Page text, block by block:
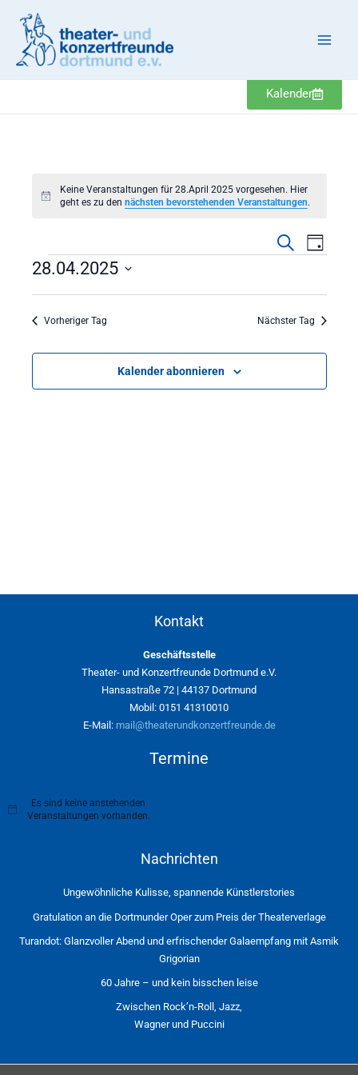
Inhalt
springen
Kalender
Hinweis
Keine Veranstaltungen für 28.April 2025 vorgesehen. Hier
geht es zu den nächsten bevorstehenden Veranstaltungen.
Suche
Ansichten,
Suche
Tag
28.04.2025
Vorheriger Tag Nächster Tag
Kalender abonnieren
Kontakt
Geschäftsstelle
Theater- und Konzertfreunde Dortmund e.V.
Hansastraße 72 | 44137 Dortmund
Mobil: 0151 41310010
E-Mail: mail@theaterundkonzertfreunde.de
Termine
H
Es sind keine anstehenden
Veranstaltungen vorhanden.
Nachrichten
Ungewöhnliche Kulisse, spannende Künstlerstories
Gratulation an die Dortmunder Oper zum Preis der Theaterverlage
Turandot: Glanzvoller Abend und erfrischender Galaempfang mit Asmik
Grigorian
60 Jahre – und kein bisschen leise
Zwischen Rock’n-Roll, Jazz,
Wagner und Puccini